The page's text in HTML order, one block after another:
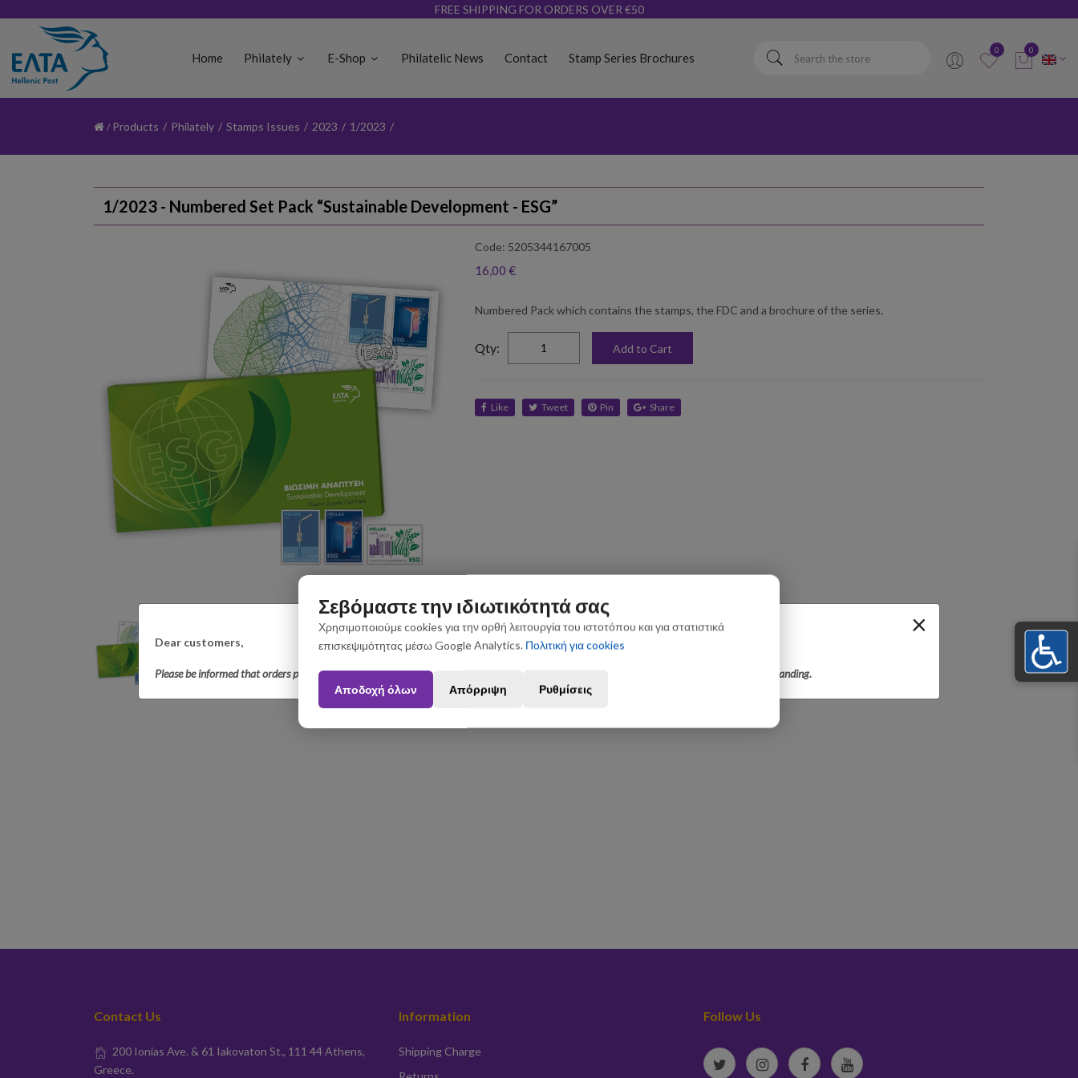
FREE SHIPPING FOR ORDERS OVER €50
Home Philately E-Shop Philatelic News Contact Stamp Series Brochures
elta 0 0
Products / Philately / Stamps Issues / 2023 / 1/2023 /
×
Dear customers,
Please be informed that orders placed between August 3 and August 31 may be subject to slight shipping delays. Thank you for your understanding.
1/2023 - Numbered Set Pack “Sustainable Development - ESG”
Code: 5205344167005
16,00 €
Numbered Pack which contains the stamps, the FDC and a brochure of the series.
Qty: Add to Cart
Like Tweet Pin Share
Contact Us
200 Ionias Ave. & 61 Iakovaton St., 111 44 Athens,
Greece.
Information
Shipping Charge
Follow Us
Σεβόμαστε την ιδιωτικότητά σας
Χρησιμοποιούμε cookies για την ορθή λειτουργία του ιστοτόπου και για στατιστικά
επισκεψιμότητας μέσω Google Analytics. Πολιτική για cookies
Αποδοχή όλων Απόρριψη Ρυθμίσεις